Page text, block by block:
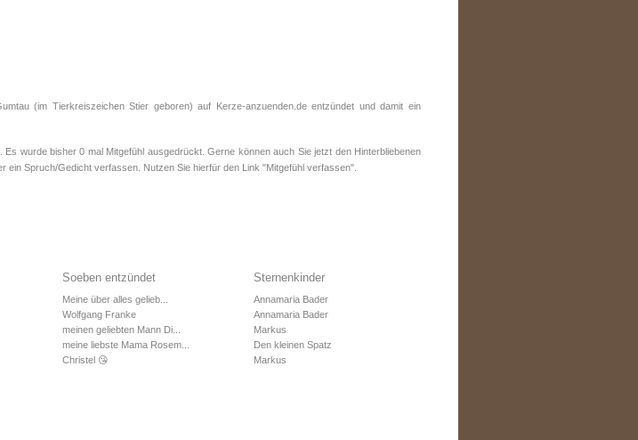
(im TierkreiszeichenStier geboren) auf Kerze-anzuenden.de entzündet und damit ein
wurde bisher 0 mal Mitgefühl ausgedrückt. Gerne können auch Sie jetzt den Hinterbliebenen
Spruch/Gedicht verfassen. Nutzen Sie hierfür den Link "Mitgefühl verfassen".
Soeben entzündet
Meine über alles gelieb...
Wolfgang Franke
meinen geliebten Mann Di...
meine liebste Mama Rosem...
Christel 😘
Sternenkinder
Annamaria Bader
Annamaria Bader
Markus
Den kleinen Spatz
Markus